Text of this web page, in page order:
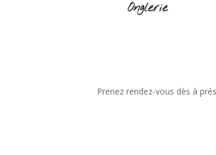
Onglerie
Prenez rendez-vous dès à